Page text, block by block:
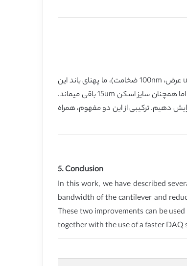
در این کار، ما بهبود های مختلفی را که برای AFM های سریع ایجاد کرده ایم، توصیف کردیم. با استفاده از سنسور های پایه ای کوچک ( 10 um عرض، 100nm ضخامت)، ما پهنای باند این
سنسور های پایه ای را افزایش دادیم و تراکم توان نویز را نیز کاهش دادیم. یک مفهوم طراحی اسکنر به ما امکان سرعت بالای اسکن را میدهد اما همچنان سایز اسکن 15um باقی میماند.
دهیم. ترکیبی از این دو مفهوم، همراه
5. Conclusion
In this work, we have described
bandwidth of the cantilever and
These two improvements can be
together with the use of a faster